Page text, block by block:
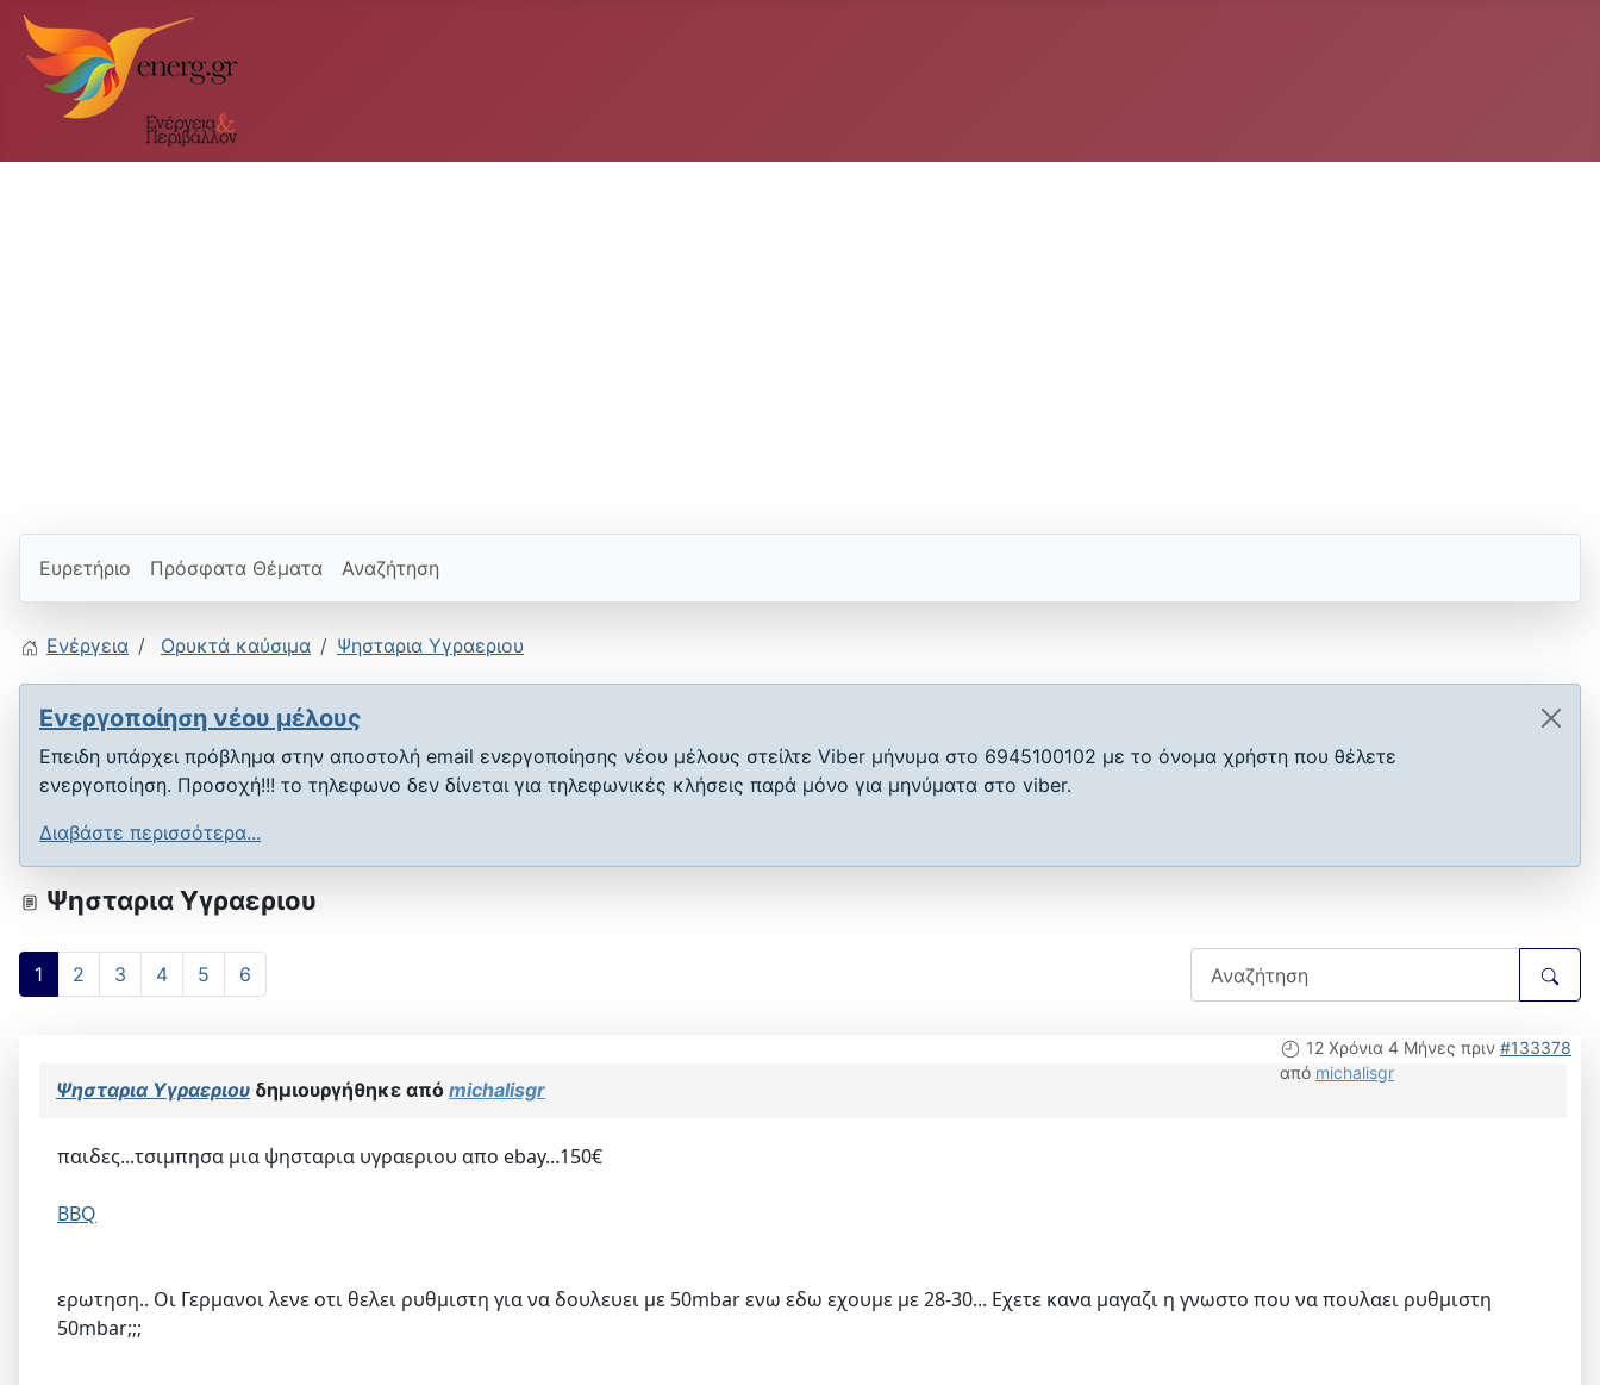
Ευρετήριο Πρόσφατα Θέματα Αναζήτηση
Ενέργεια Ορυκτά καύσιμα Ψησταρια Υγραεριου
Ενεργοποίηση νέου μέλους
Επειδη υπάρχει πρόβλημα στην αποστολή email ενεργοποίησης νέου μέλους στείλτε Viber μήνυμα στο 6945100102 με το όνομα χρήστη που θέλετε
ενεργοποίηση. Προσοχή!!! το τηλεφωνο δεν δίνεται για τηλεφωνικές κλήσεις παρά μόνο για μηνύματα στο viber.
Διαβάστε περισσότερα...
Ψησταρια Υγραεριου
1 2 3 4 5 6
12 Χρόνια 4 Μήνες πριν #133378
από michalisgr
Ψησταρια Υγραεριου δημιουργήθηκε από michalisgr
παιδες...τσιμπησα μια ψησταρια υγραεριου απο ebay...150€
BBQ
ερωτηση.. Οι Γερμανοι λενε οτι θελει ρυθμιστη για να δουλευει με 50mbar ενω εδω εχουμε με 28-30... Εχετε κανα μαγαζι η γνωστο που να πουλαει ρυθμιστη
50mbar;;;